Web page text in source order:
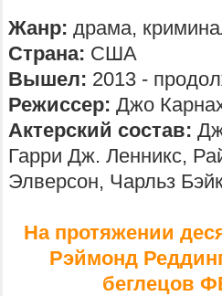
Жанр: драма,
Страна: США
Вышел: 2013 -
Режиссер: Джо
Актерский состав:
Гарри Дж. Ленникс,
Элверсон, Чарльз
На протяжении
Рэймонд
беглецов